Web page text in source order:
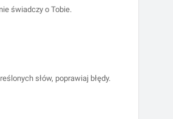
świadczy o Tobie.
słów, poprawiaj błędy.